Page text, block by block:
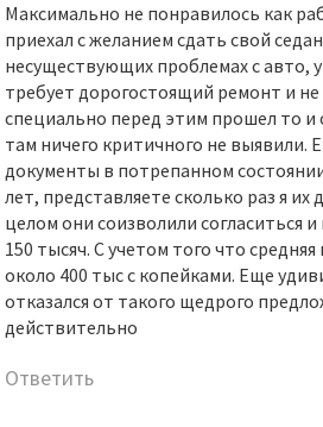
Максимально не понравилось как
приехал с желанием сдать свой
несуществующих проблемах с авто,
требует дорогостоящий ремонт и не
специально перед этим прошел то и
там ничего критичного не выявили.
документы в потрепанном
лет, представляете сколько раз я
целом они соизволили согласиться
150 тысяч. С учетом того что
около 400 тыс с копейками. Еще
отказался от такого щедрого
действительно
Ответить